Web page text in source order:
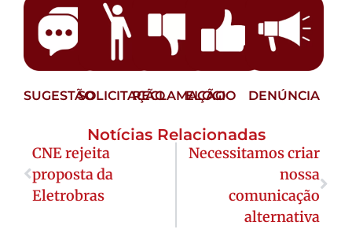
SUGESTÃOSOLICITAÇÃORECLAMAÇÃO
ELOGIO DENÚNCIA
Notícias Relacionadas
CNE rejeita
proposta da
Eletrobras
Necessitamos criar
nossa
comunicação
alternativa